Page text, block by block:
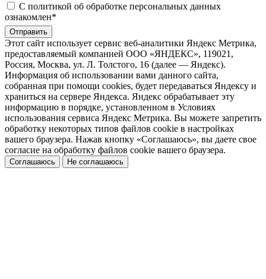
С политикой об обработке персональных данных
ознакомлен*
Отправить
Этот сайт использует сервис веб-аналитики Яндекс Метрика,
предоставляемый компанией ООО «ЯНДЕКС», 119021,
Россия, Москва, ул. Л. Толстого, 16 (далее — Яндекс).
Информация об использовании вами данного сайта,
собранная при помощи cookies, будет передаваться Яндексу и
храниться на сервере Яндекса. Яндекс обрабатывает эту
информацию в порядке, установленном в Условиях
использования сервиса Яндекс Метрика. Вы можете запретить
обработку некоторых типов файлов cookie в настройках
вашего браузера. Нажав кнопку «Соглашаюсь», вы даете свое
согласие на обработку файлов cookie вашего браузера.
Соглашаюсь Не соглашаюсь